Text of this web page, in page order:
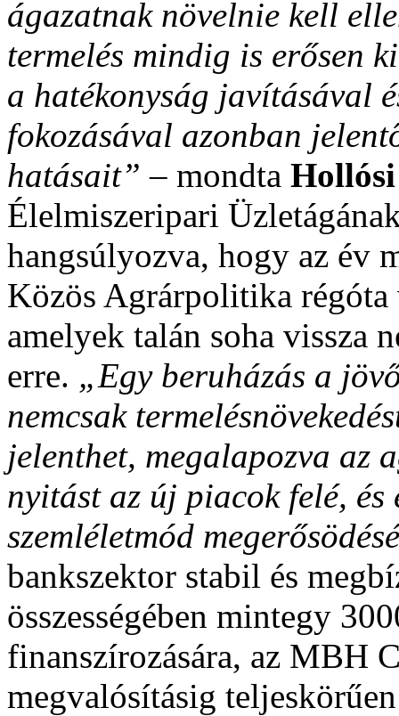
ágazatnak növelnie kell
termelés mindig is erősen
a hatékonyság javításával
fokozásával azonban
hatásait” – mondta
Élelmiszeripari
hangsúlyozva, hogy az év
Közös Agrárpolitika
amelyek talán soha vissza
erre. „Egy beruházás a
nemcsak
jelenthet, megalapozva az
nyitást az új piacok felé,
szemléletmód
bankszektor stabil és
összességében mintegy
finanszírozására, az MBH
megvalósításig